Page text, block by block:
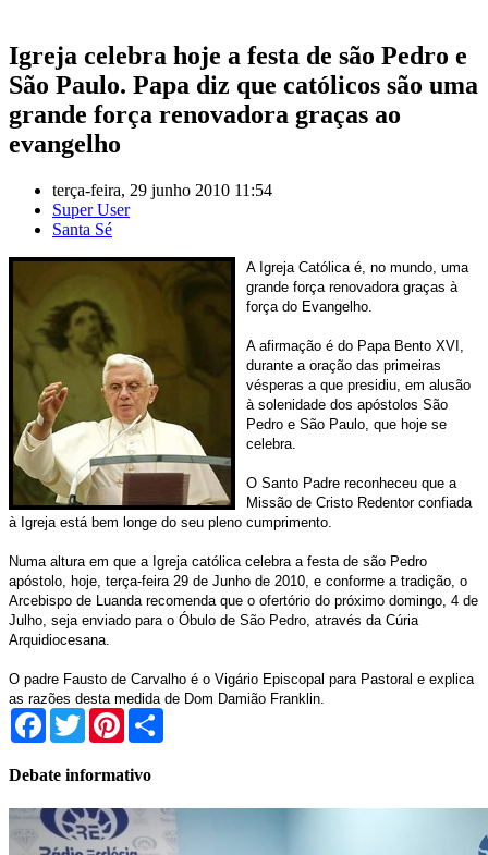
Igreja celebra hoje a festa de são Pedro e
São Paulo. Papa diz que católicos são uma
grande força renovadora graças ao
evangelho
terça-feira, 29 junho 2010 11:54
Super User
Santa Sé
A Igreja Católica é, no mundo, uma
grande força renovadora graças à
força do Evangelho.
A afirmação é do Papa Bento XVI,
durante a oração das primeiras
vésperas a que presidiu, em alusão
à solenidade dos apóstolos São
Pedro e São Paulo, que hoje se
celebra.
O Santo Padre reconheceu que a
Missão de Cristo Redentor confiada
à Igreja está bem longe do seu pleno cumprimento.
Numa altura em que a Igreja católica celebra a festa de são Pedro
apóstolo, hoje, terça-feira 29 de Junho de 2010, e conforme a tradição, o
Arcebispo de Luanda recomenda que o ofertório do próximo domingo, 4 de
Julho, seja enviado para o Óbulo de São Pedro, através da Cúria
Arquidiocesana.
O padre Fausto de Carvalho é o Vigário Episcopal para Pastoral e explica
as razões desta medida de Dom Damião Franklin.
Facebook
TwitterPinterest
Debate informativo